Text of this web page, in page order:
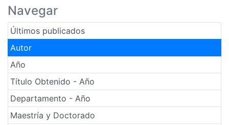
Navegar
Últimos publicados
Autor
Año
Título Obtenido - Año
Departamento - Año
Maestría y Doctorado